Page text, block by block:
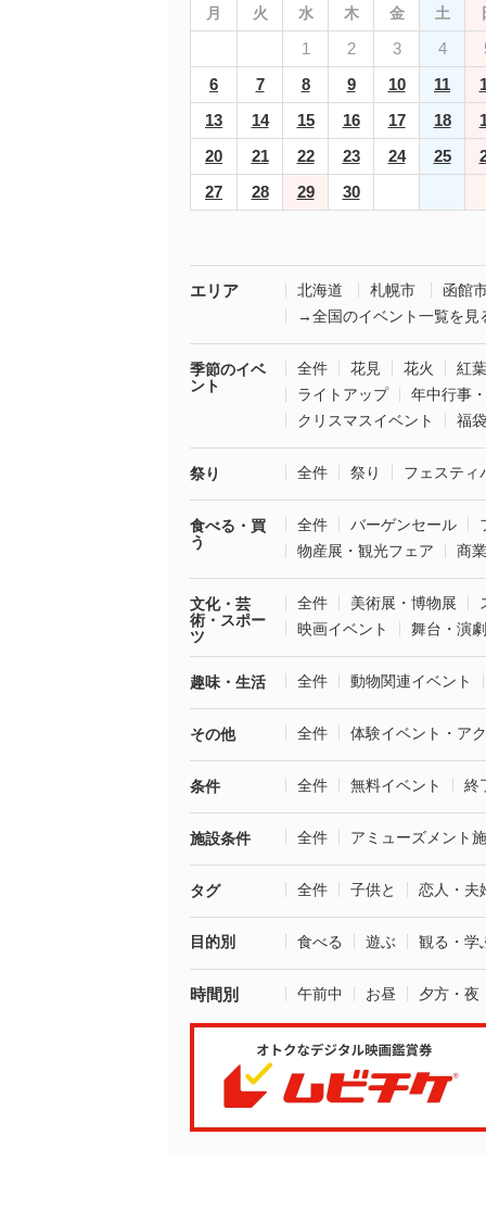
月 火 水 木 金 土
1 2 3 4
6
7 8 9 10 11
13
14 15 16 17 18
20
21 22 23 24 25
27
28 29 30
エリア 北海道 札幌市
函館
→全国のイベント一覧を見
季節のイベ
ント
全件 花見 花火
紅葉
ライトアップ
年中行事
クリスマスイベント
福
祭り 全件 祭り フェスティ
食べる・買
う
全件 バーゲンセール
物産展・観光フェア
商
文化・芸
術・スポー
ツ
全件 美術展・博物展
映画イベント
舞台・演劇
趣味・生活 全件 動物関連イベント
その他 全件 体験イベント・ア
条件 全件 無料イベント 終
施設条件 全件 アミューズメント
タグ 全件 子供と 恋人・夫
目的別 食べる 遊ぶ 観る・学
時間別 午前中 お昼 夕方・夜